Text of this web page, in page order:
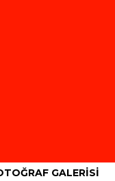
GALERISI